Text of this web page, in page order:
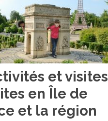
et visites
en Île de
et la région